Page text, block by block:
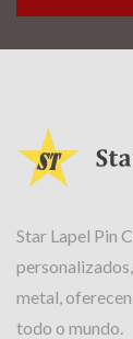
Star Lapel Pin
metal,
todo o mundo.